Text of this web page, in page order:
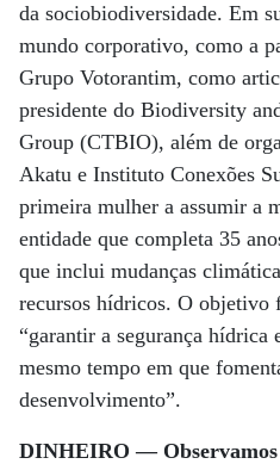
da sociobiodiversidade. Em
mundo corporativo, como a
Grupo Votorantim, como
presidente do Biodiversity
Group (CTBIO), além de
Akatu e Instituto Conexões
primeira mulher a assumir a
entidade que completa 35
que inclui mudanças
recursos hídricos. O objetivo
“garantir a segurança hídrica
mesmo tempo em que
desenvolvimento”.
DINHEIRO —